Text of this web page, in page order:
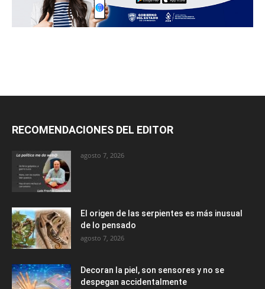
RECOMENDACIONES DEL EDITOR
agosto 7, 2026
El origen de las serpientes es más inusual
de lo pensado
agosto 7, 2026
Decoran la piel, son sensores y no se
despegan accidentalmente